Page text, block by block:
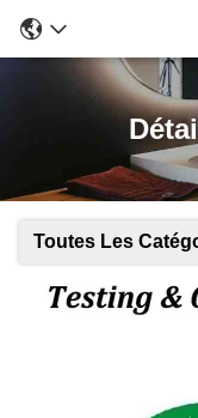
Toutes Les